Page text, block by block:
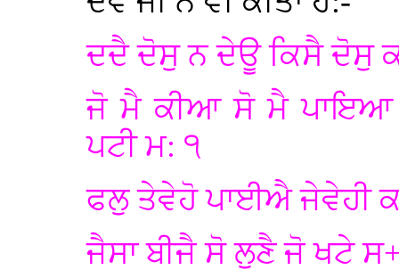
ਦਦੈ ਦੋਸੁ ਨ ਦੇਊ ਕਿਸੈ ਦੋਸੁ
ਜੋ ਮੈ ਕੀਆ ਸੋ ਮੈ ਪਾਇਆ
ਪਟੀ ਮ: ੧
ਫਲੁ ਤੇਵੇਹੋ ਪਾਈਐ ਜੇਵੇਹੀ
ਜੈਸਾ ਬੀਜੈ ਸੋ ਲੁਣੈ ਜੋ ਖਟੇ